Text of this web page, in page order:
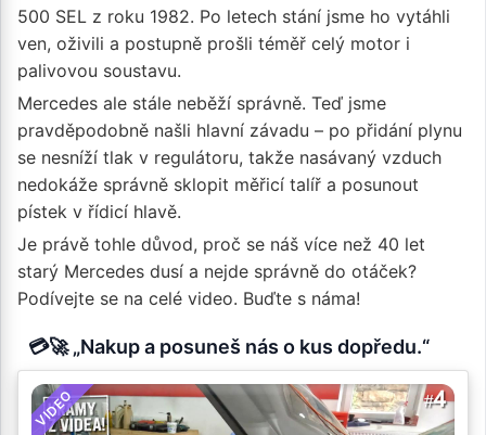
500 SEL z roku 1982. Po letech stání jsme ho vytáhli
ven, oživili a postupně prošli téměř celý motor i
palivovou soustavu.
Mercedes ale stále neběží správně. Teď jsme
pravděpodobně našli hlavní závadu – po přidání plynu
se nesníží tlak v regulátoru, takže nasávaný vzduch
nedokáže správně sklopit měřicí talíř a posunout
pístek v řídicí hlavě.
Je právě tohle důvod, proč se náš více než 40 let
starý Mercedes dusí a nejde správně do otáček?
Podívejte se na celé video. Buďte s náma!
💳🚀 „Nakup a posuneš nás o kus dopředu.“
VIDEO